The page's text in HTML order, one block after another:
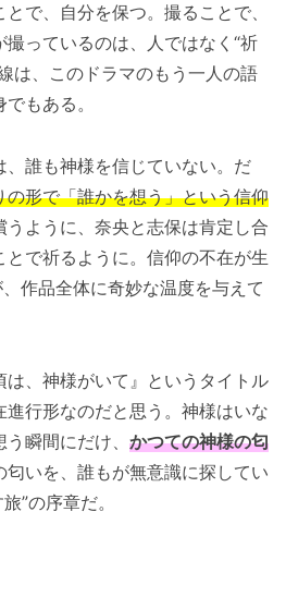
で、自分を保つ。撮ることで、
っているのは、人ではなく“祈
は、このドラマのもう一人の語
もある。
、誰も神様を信じていない。だ
の形で「誰かを想う」という信仰
うように、奈央と志保は肯定し合
とで祈るように。信仰の不在が生
作品全体に奇妙な温度を与えて
は、神様がいて』というタイトル
行形なのだと思う。神様はいな
瞬間にだけ、 かつての神様の匂
匂いを、誰もが無意識に探してい
”の序章だ。